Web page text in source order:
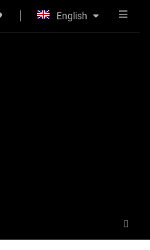
English